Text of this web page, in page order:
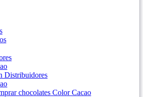
Distribuidores
chocolates Color Cacao